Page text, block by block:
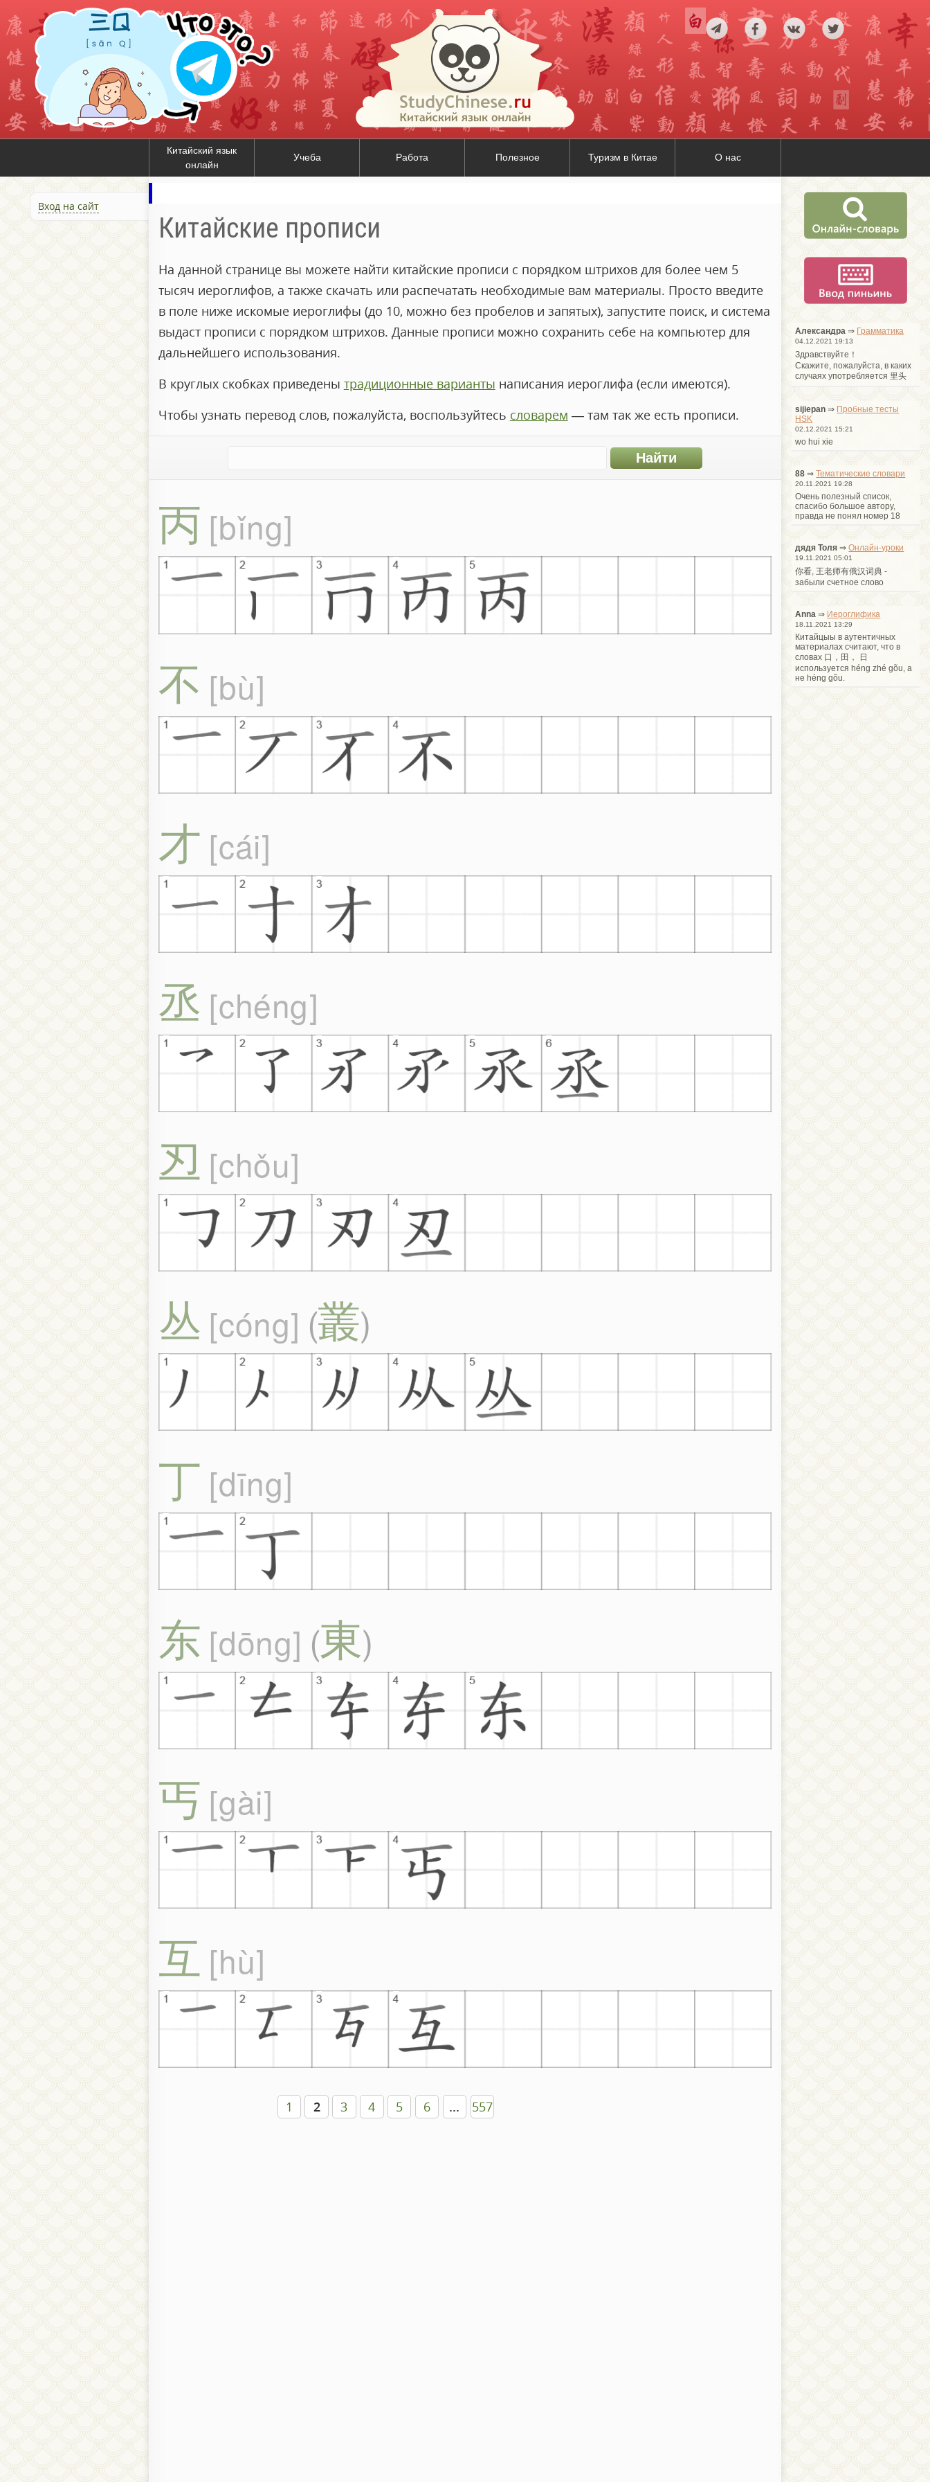
Китайский язык
онлайн
Учеба Работа Полезное Туризм в Китае О нас
Вход на сайт
Китайские прописи
На данной странице вы можете найти китайские прописи с порядком штрихов для более чем 5
тысяч иероглифов, а также скачать или распечатать необходимые вам материалы. Просто введите
в поле ниже искомые иероглифы (до 10, можно без пробелов и запятых), запустите поиск, и система
выдаст прописи с порядком штрихов. Данные прописи можно сохранить себе на компьютер для
дальнейшего использования.
В круглых скобках приведены традиционные варианты написания иероглифа (если имеются).
Чтобы узнать перевод слов, пожалуйста, воспользуйтесь словарем — там так же есть прописи.
丙 bǐng
不 bù
才 cái
丞 chéng
丒 chǒu
丛 cóng (叢)
丁 dīng
东 dōng (東)
丐 gài
互 hù
1 2 3 4 5 6 ... 557
Александра ⇒ Грамматика
04.12.2021 19:13
Здравствуйте！
Cкажите, пожалуйста, в каких
случаях употребляется 里头
sijiepan ⇒ Пробные тесты
HSK
02.12.2021 15:21
wo hui xie
88 ⇒Тематические словари
20.11.2021 19:28
Очень полезный список,
спасибо большое автору,
правда не понял номер 18
дядя Толя ⇒Онлайн-уроки
19.11.2021 05:01
你看, 王老师有俄汉词典 -
забыли счетное слово
Anna ⇒ Иероглифика
18.11.2021 13:29
Китайцыы в аутентичных
материалах считают, что в
словах 口，田， 日
используется héng zhé gõu, а
не héng gõu.